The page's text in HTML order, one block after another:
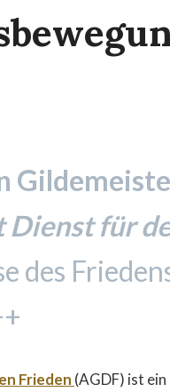
für
des
Frieden (AGDF) ist